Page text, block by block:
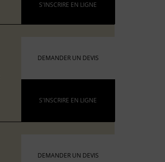
S'INSCRIRE EN LIGNE
DEMANDER UN DEVIS
S'INSCRIRE EN LIGNE
DEMANDER UN DEVIS